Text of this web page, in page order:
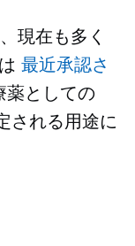
現在も多く
は最近承認さ
薬としての
される用途に